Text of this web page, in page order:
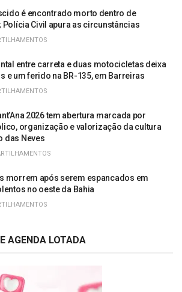
é encontrado morto dentro de
Polícia Civil apura as circunstâncias
entre carreta e duas motocicletas deixa
e um ferido na BR-135, em Barreiras
2026 tem abertura marcada por
organização e valorização da cultura
das Neves
morrem após serem espancados em
no oeste da Bahia
AGENDA LOTADA